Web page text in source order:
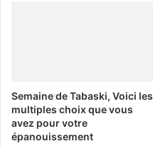
Semaine de Tabaski, Voici les
multiples choix que vous
avez pour votre
épanouissement